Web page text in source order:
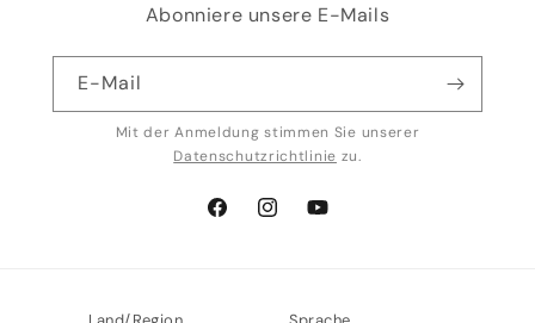
Abonniere unsere E-Mails
E-Mail
Mit der Anmeldung stimmen Sie unserer
Datenschutzrichtlinie zu.
FacebookInstagramYouTube